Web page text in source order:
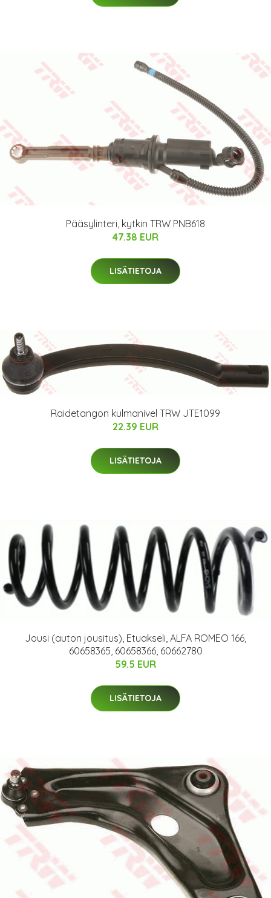
Pääsylinteri, kytkin TRW PNB618
47.38 EUR
LISÄTIETOJA
Raidetangon kulmanivel TRW JTE1099
22.39 EUR
LISÄTIETOJA
Jousi (auton jousitus), Etuakseli, ALFA ROMEO 166,
60658365, 60658366, 60662780
59.5 EUR
LISÄTIETOJA